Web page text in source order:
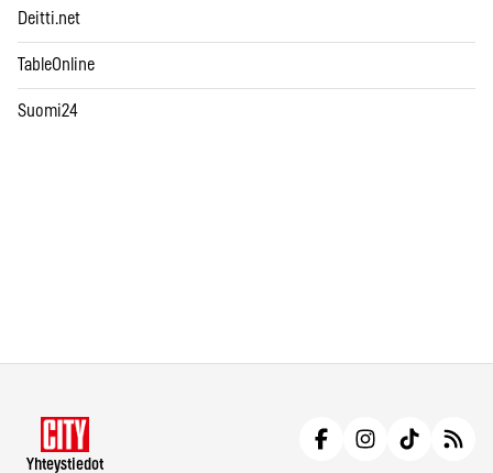
Deitti.net
TableOnline
Suomi24
Yhteystiedot